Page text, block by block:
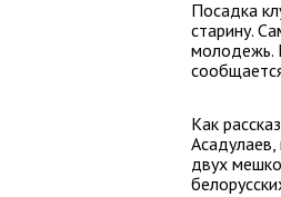
Посадка
старину.
молодежь.
Как
двух